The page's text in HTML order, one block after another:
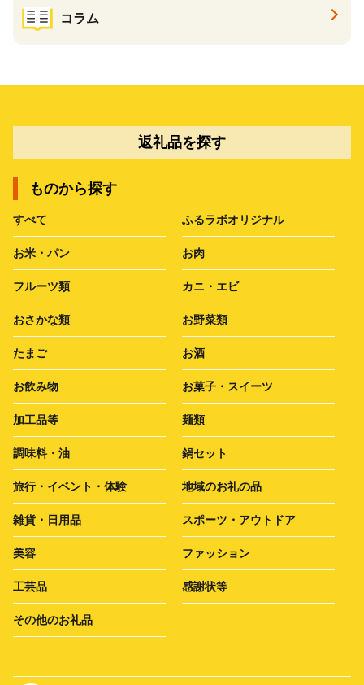
コラム
返礼品を探す
ものから探す
すべて ふるラボオリジナル
お米・パン お肉
フルーツ類 カニ・エビ
おさかな類 お野菜類
たまご お酒
お飲み物 お菓子・スイーツ
加工品等 麺類
調味料・油 鍋セット
旅行・イベント・体験 地域のお礼の品
雑貨・日用品 スポーツ・アウトドア
美容 ファッション
工芸品 感謝状等
その他のお礼品